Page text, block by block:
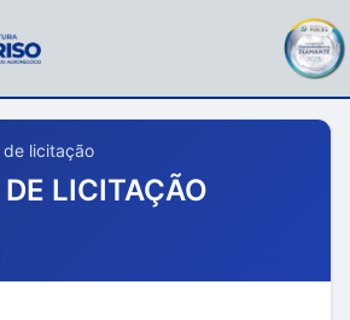
de licitação
LICITAÇÃO